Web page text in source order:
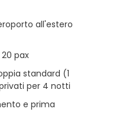
all'estero
pax
standard (1
per 4 notti
e prima